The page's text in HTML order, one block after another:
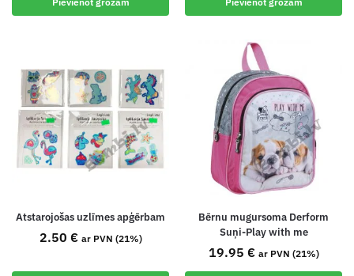
Atstarojošas uzlīmes apģērbam
2.50 € ar PVN (21%)
Bērnu mugursoma Derform
Suņi-Play with me
19.95 € ar PVN (21%)